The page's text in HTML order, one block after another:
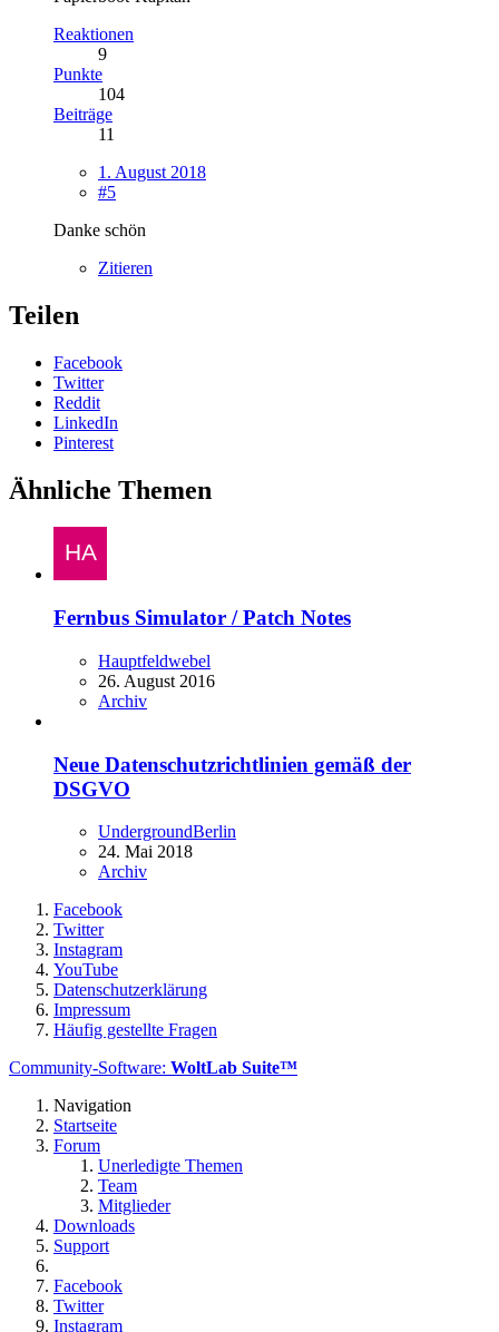
Reaktionen
9
Punkte
104
Beiträge
11
1. August 2018
#5
Danke schön
Zitieren
Teilen
Facebook
Twitter
Reddit
LinkedIn
Pinterest
Ähnliche Themen
Fernbus Simulator / Patch Notes
Hauptfeldwebel
26. August 2016
Archiv
Neue Datenschutzrichtlinien gemäß der
DSGVO
UndergroundBerlin
24. Mai 2018
Archiv
Facebook
Twitter
Instagram
YouTube
Datenschutzerklärung
Impressum
Häufig gestellte Fragen
Community-Software: WoltLab Suite™
Navigation
Startseite
Forum
Unerledigte Themen
Team
Mitglieder
Downloads
Support
Facebook
Twitter
Instagram